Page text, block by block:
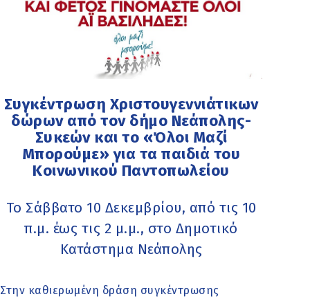
Συγκέντρωση Χριστουγεννιάτικων
δώρων από τον δήμο Νεάπολης-
Συκεών και το «Όλοι Μαζί
Μπορούμε» για τα παιδιά του
Κοινωνικού Παντοπωλείου
Το Σάββατο 10 Δεκεμβρίου, από τις 10
π.μ. έως τις 2 μ.μ., στο Δημοτικό
Κατάστημα Νεάπολης
Στην καθιερωμένη δράση συγκέντρωσης